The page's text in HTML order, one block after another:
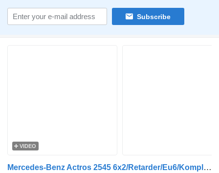
Subscribe
VIDEO
Mercedes-Benz Actros 2545 6x2/Retarder/Eu6/Komplettzug